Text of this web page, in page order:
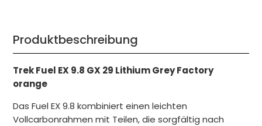
Produktbeschreibung
Trek Fuel EX 9.8 GX 29 Lithium Grey Factory
orange
Das Fuel EX 9.8 kombiniert einen leichten
Vollcarbonrahmen mit Teilen, die sorgfältig nach